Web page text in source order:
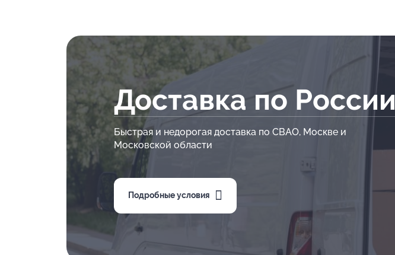
Доставка по России
Быстрая и недорогая доставка по СВАО, Москве и
Московской области
Подробные условия